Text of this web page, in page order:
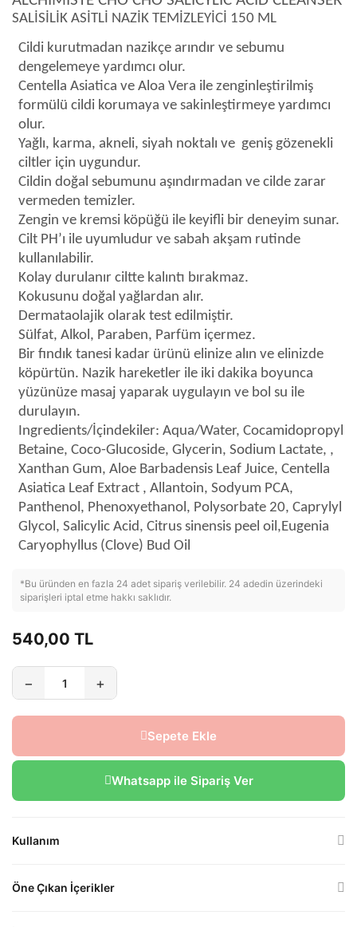
SALİSİLİK ASİTLİ NAZİK TEMİZLEYİCİ 150 ML
Cildi kurutmadan nazikçe arındır ve sebumu
dengelemeye yardımcı olur.
Centella Asiatica ve Aloa Vera ile zenginleştirilmiş
formülü cildi korumaya ve sakinleştirmeye yardımcı
olur.
Yağlı, karma, akneli, siyah noktalı ve geniş gözenekli
ciltler için uygundur.
Cildin doğal sebumunu aşındırmadan ve cilde zarar
vermeden temizler.
Zengin ve kremsi köpüğü ile keyifli bir deneyim sunar.
Cilt PH’ı ile uyumludur ve sabah akşam rutinde
kullanılabilir.
Kolay durulanır ciltte kalıntı bırakmaz.
Kokusunu doğal yağlardan alır.
Dermataolajik olarak test edilmiştir.
Sülfat, Alkol, Paraben, Parfüm içermez.
Bir fındık tanesi kadar ürünü elinize alın ve elinizde
köpürtün. Nazik hareketler ile iki dakika boyunca
yüzünüze masaj yaparak uygulayın ve bol su ile
durulayın.
Ingredients/İçindekiler: Aqua/Water, Cocamidopropyl
Betaine, Coco-Glucoside, Glycerin, Sodium Lactate, ,
Xanthan Gum, Aloe Barbadensis Leaf Juice, Centella
Asiatica Leaf Extract , Allantoin, Sodyum PCA,
Panthenol, Phenoxyethanol, Polysorbate 20, Caprylyl
Glycol, Salicylic Acid, Citrus sinensis peel oil,Eugenia
Caryophyllus (Clove) Bud Oil
*Bu üründen en fazla 24 adet sipariş verilebilir. 24 adedin üzerindeki
siparişleri iptal etme hakkı saklıdır.
540,00 TL
− +
Sepete Ekle
Whatsapp ile Sipariş Ver
Kullanım
Nazikçe masaj yaparak köpürtün ve bol su ile durulayın.
Öne Çıkan İçerikler